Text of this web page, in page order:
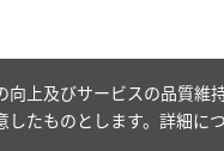
上及びサービスの品質
たものとします。詳細